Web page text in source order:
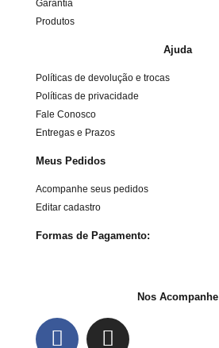
Garantia
Produtos
Ajuda
Políticas de devolução e trocas
Políticas de privacidade
Fale Conosco
Entregas e Prazos
Meus Pedidos
Acompanhe seus pedidos
Editar cadastro
Formas de Pagamento:
Nos Acompanhe